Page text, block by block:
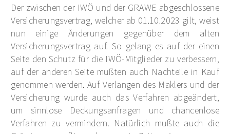
Der zwischen der IWÖ und der GRAWE abgeschlossene
Versicherungsvertrag, welcher ab 01.10.2023 gilt, weist
nun einige Änderungen gegenüber dem alten
Versicherungsvertrag auf. So gelang es auf der einen
Seite den Schutz für die IWÖ-Mitglieder zu verbessern,
auf der anderen Seite mußten auch Nachteile in Kauf
genommen werden. Auf Verlangen des Maklers und der
Versicherung wurde auch das Verfahren abgeändert,
um sinnlose Deckungsanfragen und chancenlose
Verfahren zu vermindern. Natürlich mußte auch die